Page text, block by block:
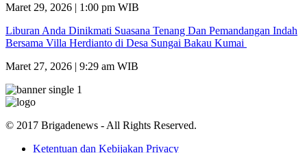
Maret 29, 2026 | 1:00 pm WIB
Liburan Anda Dinikmati Suasana Tenang Dan Pemandangan Indah
Bersama Villa Herdianto di Desa Sungai Bakau Kumai
Maret 27, 2026 | 9:29 am WIB
© 2017 Brigadenews - All Rights Reserved.
Ketentuan dan Kebijakan Privacy